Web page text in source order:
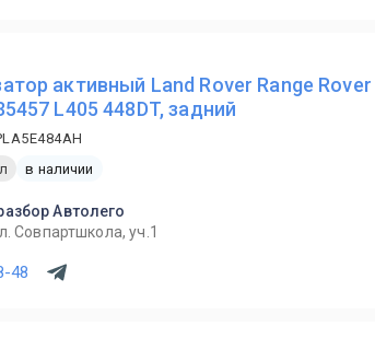
активный Land Rover Range Rover
L405 448DT, задний
в наличии
Автолего
Совпартшкола, уч.1
48